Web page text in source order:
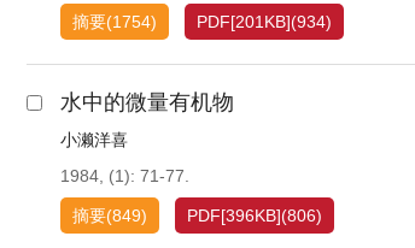
摘要(1754) PDF[201KB](934)
水中的微量有机物
小濑洋喜
1984, (1): 71-77.
摘要(849) PDF[396KB](806)